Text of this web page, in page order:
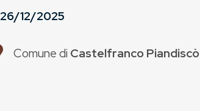
26/12/2025
Comune di Castelfranco Piandiscò